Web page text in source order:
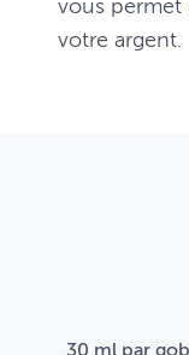
vous permet
votre argent.
30 ml par